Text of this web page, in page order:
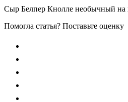
Сыр Белпер Кнолле необычный на
Помогла статья? Поставьте оценку